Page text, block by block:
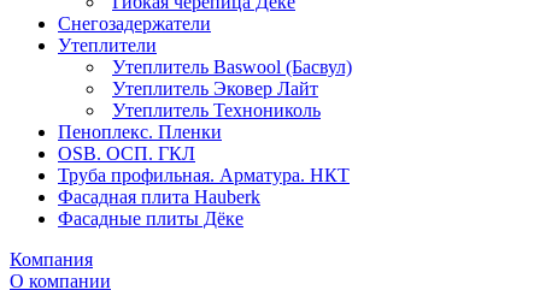
Снегозадержатели
Утеплители
Утеплитель Baswool (Басвул)
Утеплитель Эковер Лайт
Утеплитель Технониколь
Пеноплекс. Пленки
OSB. ОСП. ГКЛ
Труба профильная. Арматура. НКТ
Фасадная плита Hauberk
Фасадные плиты Дёке
Компания
О компании